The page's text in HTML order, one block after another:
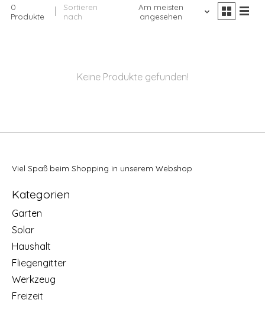
0
Produkte
Sortieren
nach
Am meisten
angesehen
Keine Produkte gefunden!
Viel Spaß beim Shopping in unserem Webshop
Kategorien
Garten
Solar
Haushalt
Fliegengitter
Werkzeug
Freizeit